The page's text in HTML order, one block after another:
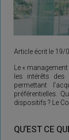
Article écrit le 19/
Le «
les intérêts
permettant
préférentielles.
dispositifs ? Le
QU’EST CE